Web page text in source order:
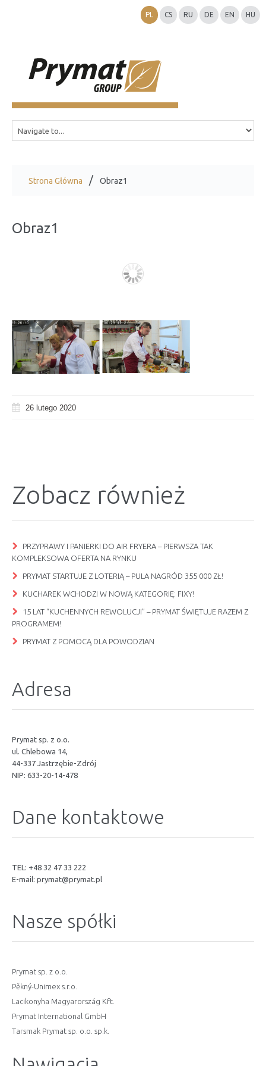
PL CS RU DE EN HU
Strona Główna Obraz1
Obraz1
26 lutego 2020
Zobacz również
PRZYPRAWY I PANIERKI DO AIR FRYERA – PIERWSZA TAK
KOMPLEKSOWA OFERTA NA RYNKU
PRYMAT STARTUJE Z LOTERIĄ – PULA NAGRÓD 355 000 ZŁ!
KUCHAREK WCHODZI W NOWĄ KATEGORIĘ: FIXY!
15 LAT “KUCHENNYCH REWOLUCJI” – PRYMAT ŚWIĘTUJE RAZEM Z
PROGRAMEM!
PRYMAT Z POMOCĄ DLA POWODZIAN
Adresa
Prymat sp. z o.o.
ul. Chlebowa 14,
44-337 Jastrzębie-Zdrój
NIP: 633-20-14-478
Dane kontaktowe
TEL: +48 32 47 33 222
E-mail: prymat@prymat.pl
Nasze spółki
Prymat sp. z o.o.
Pěkný-Unimex s.r.o.
Lacikonyha Magyarország Kft.
Prymat International GmbH
Tarsmak Prymat sp. o.o. sp.k.